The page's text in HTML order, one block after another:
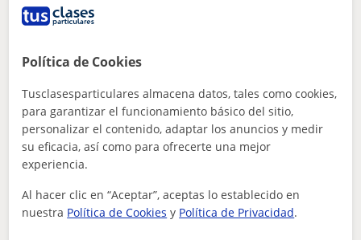
La Unión, Cartagena
Universitario imparte clases de física
El precio de las clases varía de 10€ a 12€ En función del
nivel de dificultad de las mismas.
ver más Contactar
Política de Cookies
Tusclasesparticulares almacena datos, tales como cookies,
para garantizar el funcionamiento básico del sitio,
personalizar el contenido, adaptar los anuncios y medir
su eficacia, así como para ofrecerte una mejor
experiencia.
Al hacer clic en “Aceptar”, aceptas lo establecido en
nuestra Política de Cookies y Política de Privacidad.